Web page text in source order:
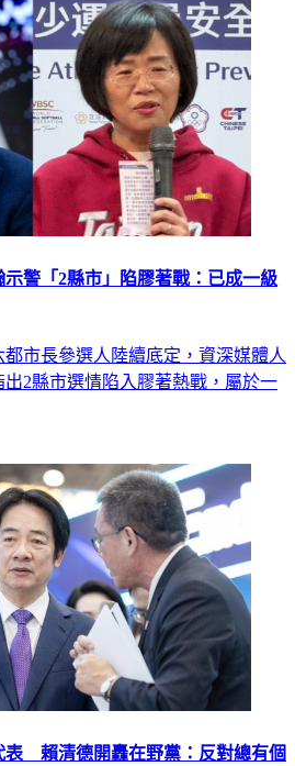
警「2縣市」陷膠著戰：已成一級
都市長參選人陸續底定，資深媒體人
2縣市選情陷入膠著熱戰，屬於一
表 賴清德開轟在野黨：反對總有個